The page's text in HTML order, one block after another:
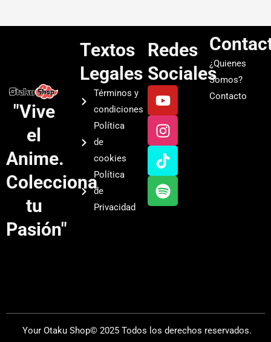
"Vive
el
Anime.
Colecciona
tu
Pasión"
Textos
Legales
Términos y
condiciones
Política
de
cookies
Política
de
Privacidad
Redes
Sociales
Y
o
u
t
u
b
e
I
n
s
t
a
g
r
a
T
i
k
t
o
k
S
p
o
t
i
f
y
¿Quienes
Somos?
Contacto
Your Otaku Shop© 2025 Todos los derechos reservados.